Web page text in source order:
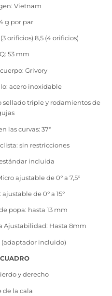
Vietnam
g por par
orificios) 8,5 (4 orificios)
53 mm
Grivory
acero inoxidable
sellado triple y rodamientos de
las curvas: 37°
sin restricciones
incluida
ajustable de 0° a 7,5°
de 0° a 15°
popa: hasta 13 mm
Ajustabilidad: Hasta 8mm
(adaptador incluido)
y derecho
de la cala